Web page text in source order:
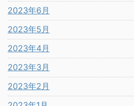
2023年6月
2023年5月
2023年4月
2023年3月
2023年2月